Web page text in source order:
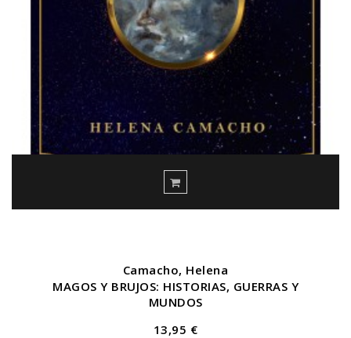
Camacho, Helena
MAGOS Y BRUJOS: HISTORIAS, GUERRAS Y
MUNDOS
13,95 €